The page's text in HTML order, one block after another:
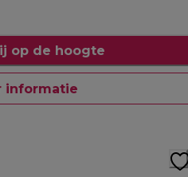
op de hoogte
informatie